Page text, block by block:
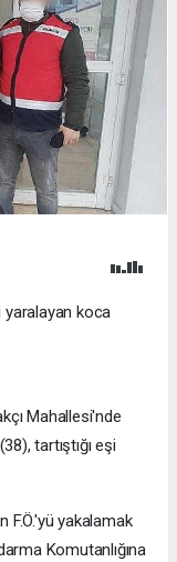
yaralayan koca
Mahallesi'nde
tartıştığı eşi
F.Ö.'yü yakalamak
Komutanlığına